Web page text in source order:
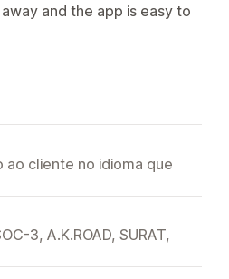
and the app is easy to
cliente no idioma que
3, A.K.ROAD, SURAT,